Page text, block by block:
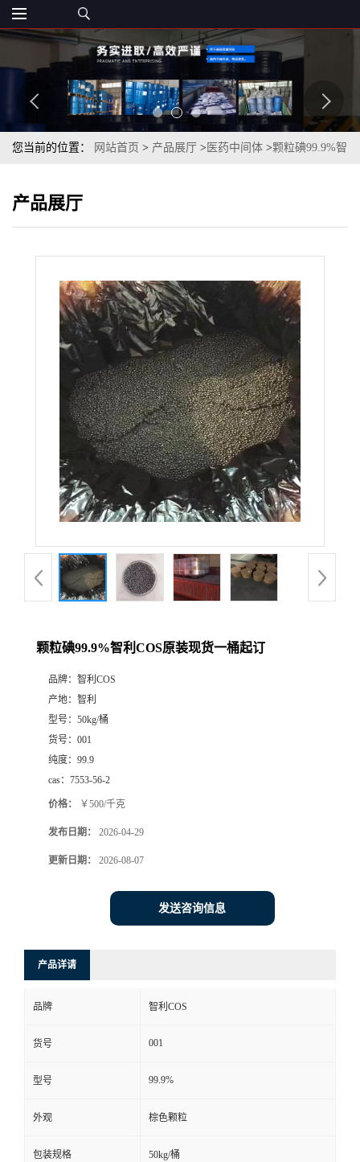
您当前的位置： 网站首页 > 产品展厅 > 医药中间体 >颗粒碘99.9%智
产品展厅
颗粒碘99.9%智利COS原装现货一桶起订
品牌： 智利COS
产地： 智利
型号： 50kg/桶
货号： 001
纯度： 99.9
cas： 7553-56-2
价格： ￥500/千克
发布日期： 2026-04-29
更新日期： 2026-08-07
发送咨询信息
产品详请
品牌 智利COS
货号 001
型号 99.9%
外观 棕色颗粒
包装规格 50kg/桶